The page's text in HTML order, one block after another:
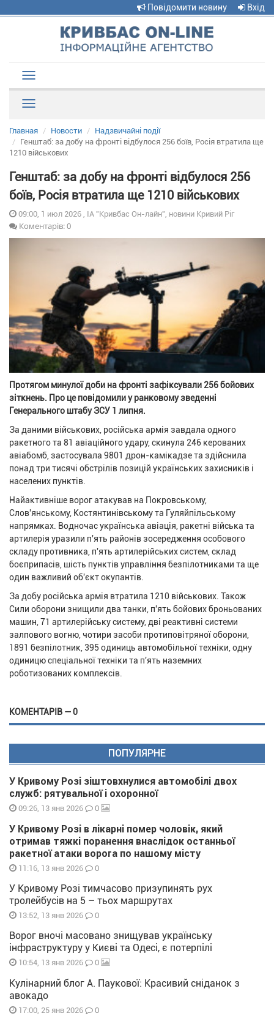
Повідомити новину Вхід
navigation
Главная Новости
Надзвичайні події
Генштаб: за добу на фронті відбулося 256 боїв, Росія втратила ще
1210 військових
Генштаб: за добу на фронті відбулося 256
боїв, Росія втратила ще 1210 військових
09:00, 1 июл 2026 , ІА "Кривбас Он-лайн", новини Кривий Ріг
Коментарів: 0
Протягом минулої доби на фронті зафіксували 256 бойових
зіткнень. Про це повідомили у ранковому зведенні
Генерального штабу ЗСУ 1 липня.
За даними військових, російська армія завдала одного
ракетного та 81 авіаційного удару, скинула 246 керованих
авіабомб, застосувала 9801 дрон-камікадзе та здійснила
понад три тисячі обстрілів позицій українських захисників і
населених пунктів.
Найактивніше ворог атакував на Покровському,
Слов'янському, Костянтинівському та Гуляйпільському
напрямках. Водночас українська авіація, ракетні війська та
артилерія уразили п'ять районів зосередження особового
складу противника, п'ять артилерійських систем, склад
боєприпасів, шість пунктів управління безпілотниками та ще
один важливий об'єкт окупантів.
За добу російська армія втратила 1210 військових. Також
Сили оборони знищили два танки, п'ять бойових броньованих
машин, 71 артилерійську систему, дві реактивні системи
залпового вогню, чотири засоби протиповітряної оборони,
1891 безпілотник, 395 одиниць автомобільної техніки, одну
одиницю спеціальної техніки та п'ять наземних
роботизованих комплексів.
КОМЕНТАРІВ — 0
ПОПУЛЯРНЕ
У Кривому Розі зіштовхнулися автомобілі двох
служб: рятувальної і охоронної
09:26, 13 янв 2026 0
У Кривому Розі в лікарні помер чоловік, який
отримав тяжкі поранення внаслідок останньої
ракетної атаки ворога по нашому місту
11:16, 13 янв 2026 0
У Кривому Розі тимчасово призупинять рух
тролейбусів на 5 – тьох маршрутах
13:52, 13 янв 2026 0
Ворог вночі масовано знищував українську
інфраструктуру у Києві та Одесі, є потерпілі
10:54, 13 янв 2026 0
Кулінарний блог А. Паукової: Красивий сніданок з
авокадо
17:00, 25 янв 2026 0